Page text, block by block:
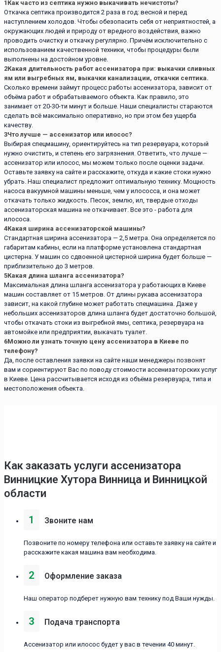
1 Как часто из септика нужно выкачивать нечистоты?
Откачка септика производится 2 раза в год: весной и перед
наступлением холодов. Чтобы обезопасить себя от неприятностей, а
окружающих людей и природу от вредного воздействия, важно
проводить очистку и откачку регулярно. Причём исключительно с
использованием качественной техники, чтобы процедуры были
выполнены на достойном уровне.
2Какая длительность работ ассенизатора при: выкачки сливных
ям или выгребных ям, выкачки канализации, откачки септика.
Сколько времени займут процесс работы ассенизатора, зависит от
объёма работ и обрабатываемого объекта. Как правило, это
занимает от 20-30-ти минут и больше. Наши специалисты стараются
сделать всё максимально оперативно, но при этом без ущерба
качеству.
3Что лучше — ассенизатор или илосос?
Выбирая спецмашину, ориентируйтесь на тип резервуара, который
нужно очистить, и степень его загрязнения. Ответить, что лучше —
ассенизатор или илосос, мы можем только после оценки задачи.
Оставьте заявку на сайте и расскажите, откуда и какие стоки нужно
убрать. Наш специалист предложит оптимальную технику. Мощность
насоса вакуумной машины меньше, чем у илососса, и она может
откачать только жидкость. Песок, землю, ил, твердые отходы
ассенизаторская машина не откачивает. Все это - работа для
илососа.
4Какая ширина ассенизаторской машины?
Стандартная ширина ассенизатора — 2,5 метра. Она определяется по
габаритам кабины, если на платформе установлена стандартная
цистерна. У машин со сдвоенной цистерной ширина будет больше —
приблизительно до 3 метров.
5Какая длина шланга ассенизатора?
Максимальная длина шланга ассенизатора у работающих в Киеве
машин составляет от 15 метров. От длины рукава ассенизатора
зависит, на какой глубине может работать спецмашина. Даже у
небольших ассенизаторов длина шланга будет достаточно большой,
чтобы откачать стоки из выгребной ямы, септика, резервуара на
автомойке или предприятии, выкачать туалет.
6Можно ли узнать точную цену ассенизатора в Киеве по
телефону?
Да, после оставления заявки на сайте наши менеджеры позвонят
вам и сориентируют Вас по поводу стоимости ассенизаторских услуг
в Киеве. Цена рассчитывается исходя из объёма резервуара, типа и
местоположения объекта.
Как заказать услуги ассенизаторa
Винницкие Хутора Винница и Винницкой
области
1 Звоните нам
Позвоните по номеру телефона или оставьте заявку на сайте и
расскажите какая машина вам необходима.
2 Оформление заказа
Наш оператор подберет нужную вам технику под Ваши нужды.
3 Подача транспорта
Ассенизатор или илосос будет у вас в течении 40 минут.